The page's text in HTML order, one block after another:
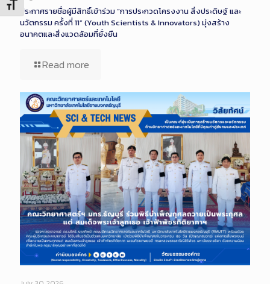
Toggle Font size
ประกาศรายชื่อผู้มีสิทธิ์เข้าร่วม “การประกวดโครงงาน สิ่งประดิษฐ์ และ
นวัตกรรม ครั้งที่ 11” (Youth Scientists & Innovators) มุ่งสร้าง
อนาคตและสิ่งแวดล้อมที่ยั่งยืน
Read more